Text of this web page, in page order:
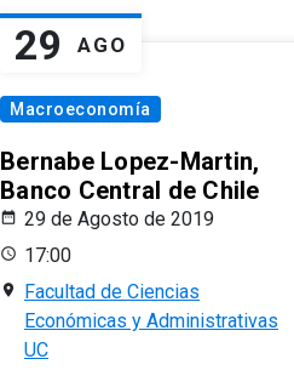
29 AGO
Macroeconomía
Bernabe Lopez-Martin,
Banco Central de Chile
29 de Agosto de 2019
17:00
Facultad de Ciencias
Económicas y Administrativas
UC